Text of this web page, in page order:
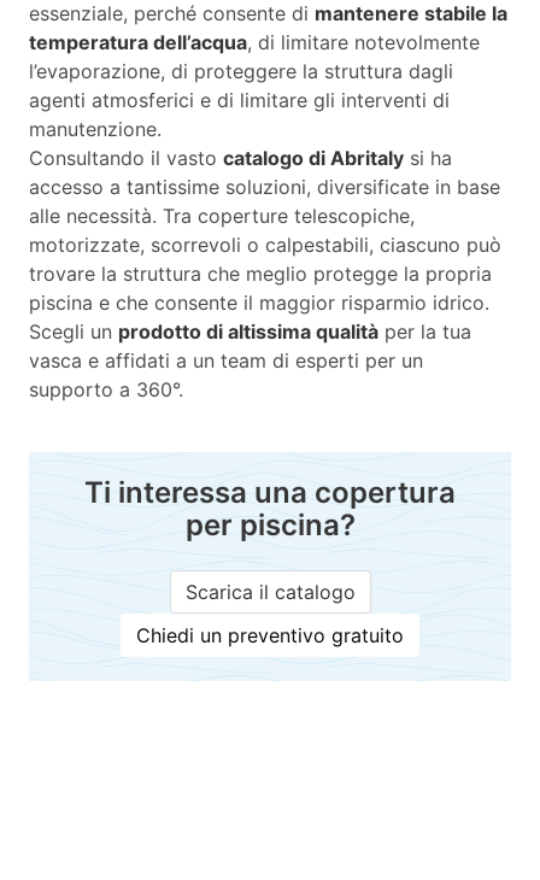
essenziale, perché consente di mantenere stabile la
temperatura dell’acqua, di limitare notevolmente
l’evaporazione, di proteggere la struttura dagli
agenti atmosferici e di limitare gli interventi di
manutenzione.
Consultando il vasto catalogo di Abritaly si ha
accesso a tantissime soluzioni, diversificate in base
alle necessità. Tra coperture telescopiche,
motorizzate, scorrevoli o calpestabili, ciascuno può
trovare la struttura che meglio protegge la propria
piscina e che consente il maggior risparmio idrico.
Scegli un prodotto di altissima qualità per la tua
vasca e affidati a un team di esperti per un
supporto a 360°.
Ti interessa una copertura
per piscina?
Scarica il catalogo
Chiedi un preventivo gratuito